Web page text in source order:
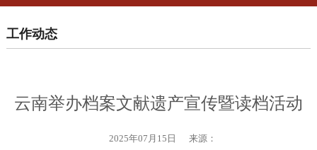
工作动态
云南举办档案文献遗产宣传暨读档活动
2025年07月15日 来源：